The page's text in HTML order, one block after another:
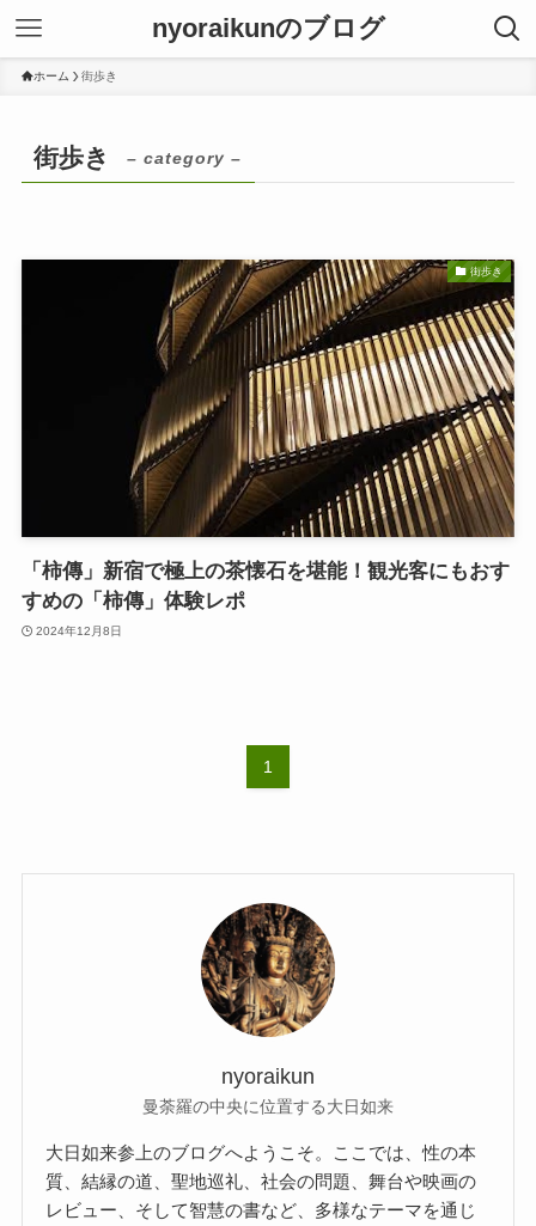
nyoraikunのブログ
ホーム 街歩き
街歩き – category –
街歩き
「柿傳」新宿で極上の茶懐石を堪能！観光客にもおす
すめの「柿傳」体験レポ
2024年12月8日
1
nyoraikun
曼荼羅の中央に位置する大日如来
大日如来参上のブログへようこそ。ここでは、性の本
質、結縁の道、聖地巡礼、社会の問題、舞台や映画の
レビュー、そして智慧の書など、多様なテーマを通じ